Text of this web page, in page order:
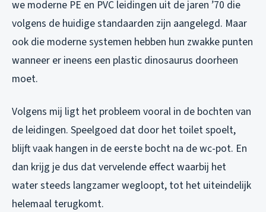
we moderne PE en PVC leidingen uit de jaren ’70 die
volgens de huidige standaarden zijn aangelegd. Maar
ook die moderne systemen hebben hun zwakke punten
wanneer er ineens een plastic dinosaurus doorheen
moet.
Volgens mij ligt het probleem vooral in de bochten van
de leidingen. Speelgoed dat door het toilet spoelt,
blijft vaak hangen in de eerste bocht na de wc-pot. En
dan krijg je dus dat vervelende effect waarbij het
water steeds langzamer wegloopt, tot het uiteindelijk
helemaal terugkomt.